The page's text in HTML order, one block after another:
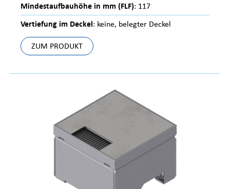
Mindestaufbauhöhe in mm (FLF): 117
Vertiefung im Deckel: keine, belegter Deckel
ZUM PRODUKT